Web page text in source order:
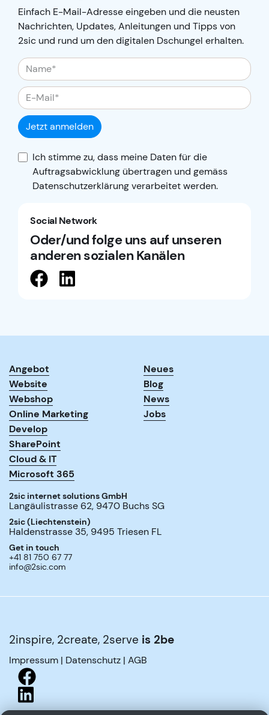
Einfach E-Mail-Adresse eingeben und die neusten
Nachrichten, Updates, Anleitungen und Tipps von
2sic und rund um den digitalen Dschungel erhalten.
Jetzt anmelden
Ich stimme zu, dass meine Daten für die
Auftragsabwicklung übertragen und gemäss
Datenschutzerklärungverarbeitet werden.
Social Network
Oder/und folge uns auf unseren
anderen sozialen Kanälen
Angebot
Website
Webshop
Online Marketing
Develop
SharePoint
Cloud & IT
Microsoft 365
Neues
Blog
News
Jobs
2sic internet solutions GmbH
Langäulistrasse 62, 9470 Buchs SG
2sic (Liechtenstein)
Haldenstrasse 35, 9495 Triesen FL
Get in touch
+41 81 750 67 77
info@2sic.com
2inspire, 2create, 2serve is 2be
Impressum | Datenschutz | AGB